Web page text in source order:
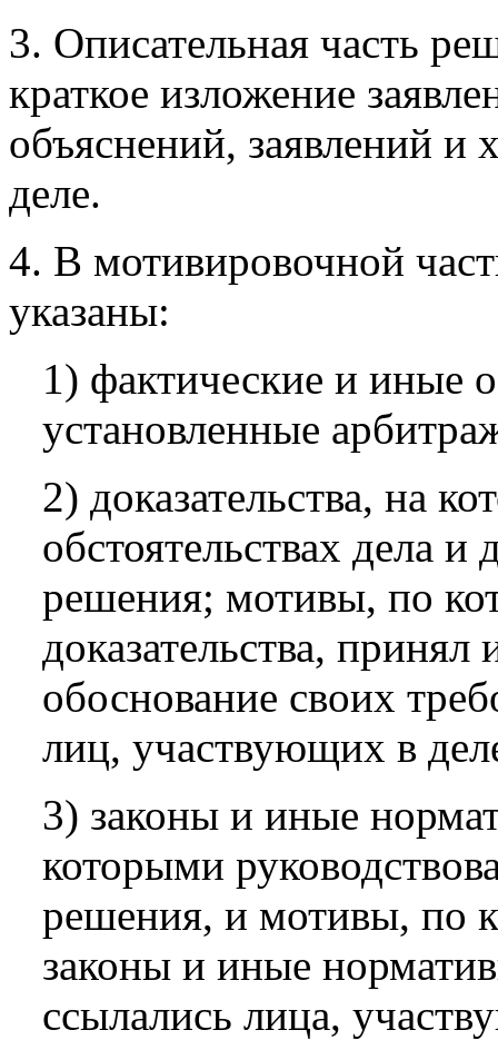
3. Описательная часть
краткое изложение
объяснений, заявлений и
деле.
4. В мотивировочной
указаны:
1) фактические и иные
установленные
2) доказательства, на
обстоятельствах дела
решения; мотивы, по
доказательства,
обоснование своих
лиц, участвующих в
3) законы и иные
которыми
решения, и мотивы, по
законы и иные
ссылались лица,